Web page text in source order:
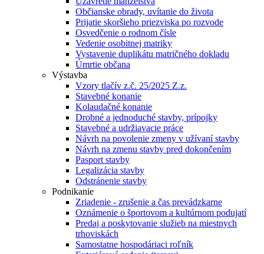
Občianske obrady, uvítanie do života
Prijatie skoršieho priezviska po rozvode
Osvedčenie o rodnom čísle
Vedenie osobitnej matriky
Vystavenie duplikátu matričného dokladu
Úmrtie občana
Výstavba
Vzory tlačív z.č. 25/2025 Z.z.
Stavebné konanie
Kolaudačné konanie
Drobné a jednoduché stavby, prípojky
Stavebné a udržiavacie práce
Návrh na povolenie zmeny v užívaní stavby
Návrh na zmenu stavby pred dokončením
Pasport stavby
Legalizácia stavby
Odstránenie stavby
Podnikanie
Zriadenie - zrušenie a čas prevádzkarne
Oznámenie o športovom a kultúrnom podujatí
Predaj a poskytovanie služieb na miestnych
trhoviskách
Samostatne hospodáriaci roľník